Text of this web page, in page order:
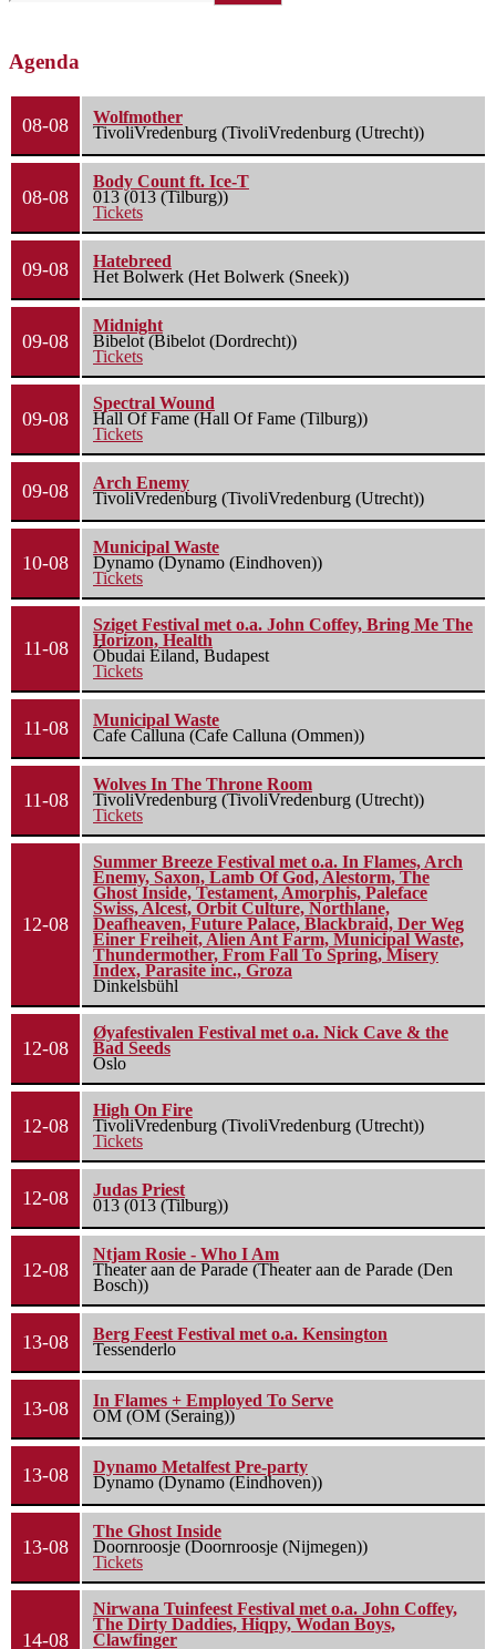
Agenda
08-08
Wolfmother
TivoliVredenburg (TivoliVredenburg (Utrecht))
08-08
Body Count ft. Ice-T
013 (013 (Tilburg))
Tickets
09-08
Hatebreed
Het Bolwerk (Het Bolwerk (Sneek))
09-08
Midnight
Bibelot (Bibelot (Dordrecht))
Tickets
09-08
Spectral Wound
Hall Of Fame (Hall Of Fame (Tilburg))
Tickets
09-08
Arch Enemy
TivoliVredenburg (TivoliVredenburg (Utrecht))
10-08
Municipal Waste
Dynamo (Dynamo (Eindhoven))
Tickets
11-08
Sziget Festival met o.a. John Coffey, Bring Me The
Horizon, Health
Óbudai Eiland, Budapest
Tickets
11-08
Municipal Waste
Cafe Calluna (Cafe Calluna (Ommen))
11-08
Wolves In The Throne Room
TivoliVredenburg (TivoliVredenburg (Utrecht))
Tickets
12-08
Summer Breeze Festival met o.a. In Flames, Arch
Enemy, Saxon, Lamb Of God, Alestorm, The
Ghost Inside, Testament, Amorphis, Paleface
Swiss, Alcest, Orbit Culture, Northlane,
Deafheaven, Future Palace, Blackbraid, Der Weg
Einer Freiheit, Alien Ant Farm, Municipal Waste,
Thundermother, From Fall To Spring, Misery
Index, Parasite inc., Groza
Dinkelsbühl
12-08
Øyafestivalen Festival met o.a. Nick Cave & the
Bad Seeds
Oslo
12-08
High On Fire
TivoliVredenburg (TivoliVredenburg (Utrecht))
Tickets
12-08
Judas Priest
013 (013 (Tilburg))
12-08
Ntjam Rosie - Who I Am
Theater aan de Parade (Theater aan de Parade (Den
Bosch))
13-08
Berg Feest Festival met o.a. Kensington
Tessenderlo
13-08
In Flames + Employed To Serve
OM (OM (Seraing))
13-08
Dynamo Metalfest Pre-party
Dynamo (Dynamo (Eindhoven))
13-08
The Ghost Inside
Doornroosje (Doornroosje (Nijmegen))
Tickets
14-08
Nirwana Tuinfeest Festival met o.a. John Coffey,
The Dirty Daddies, Hiqpy, Wodan Boys,
Clawfinger